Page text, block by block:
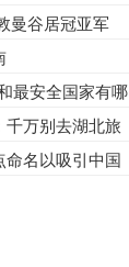
曼谷居冠亚军
最安全国家有哪
千万别去湖北旅
命名以吸引中国